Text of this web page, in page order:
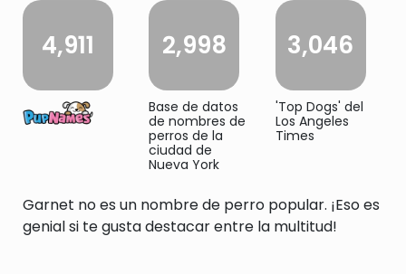
4,911 2,998
Base de datos
de nombres de
perros de la
ciudad de
Nueva York
3,046
'Top Dogs' del
Los Angeles
Times
Garnet no es un nombre de perro popular. ¡Eso es
genial si te gusta destacar entre la multitud!